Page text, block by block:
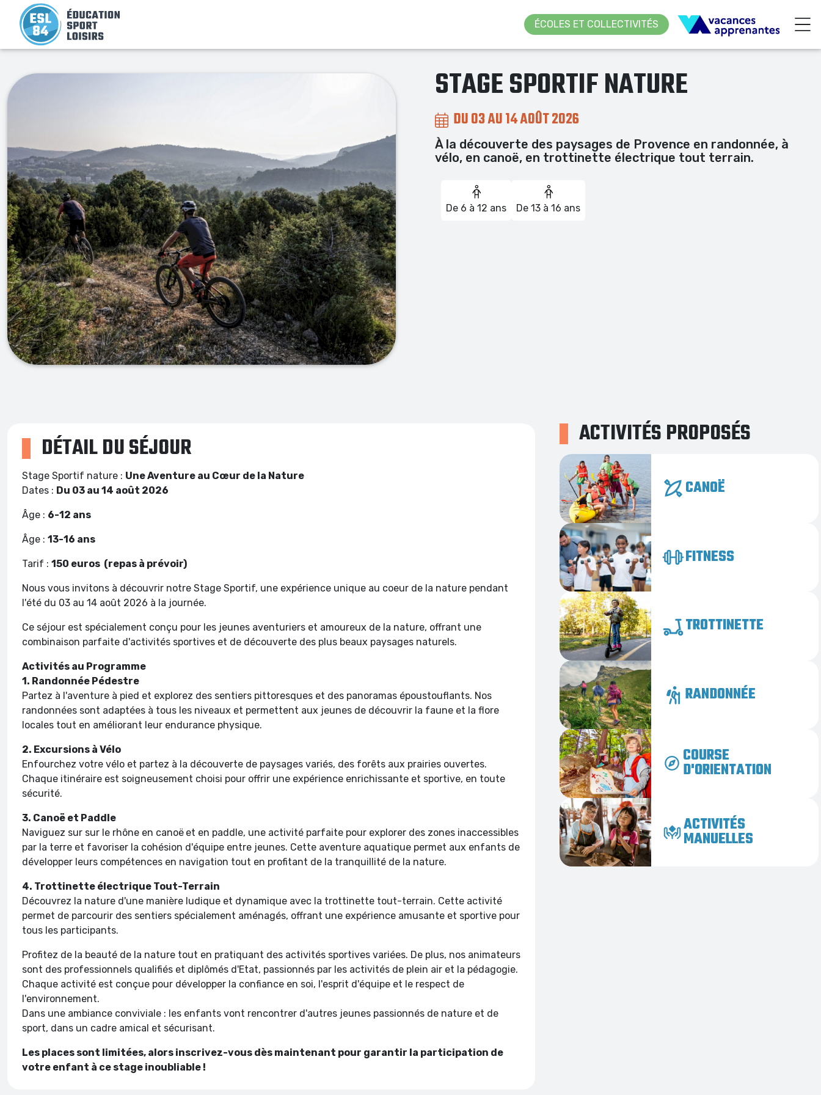
ÉCOLES ET COLLECTIVITÉS
STAGE SPORTIF NATURE
DU 03 AU 14 AOÛT 2026
À la découverte des paysages de Provence en randonnée, à
vélo, en canoë, en trottinette électrique tout terrain.
De 6 à 12 ans De 13 à 16 ans
DÉTAIL DU SÉJOUR
Stage Sportif nature : Une Aventure au Cœur de la Nature
Dates : Du 03 au 14 août 2026
Âge : 6-12 ans
Âge : 13-16 ans
Tarif : 150 euros (repas à prévoir)
Nous vous invitons à découvrir notre Stage Sportif, une expérience unique au coeur de la nature pendant
l'été du 03 au 14 août 2026 à la journée.
Ce séjour est spécialement conçu pour les jeunes aventuriers et amoureux de la nature, offrant une
combinaison parfaite d'activités sportives et de découverte des plus beaux paysages naturels.
Activités au Programme
1. Randonnée Pédestre
Partez à l'aventure à pied et explorez des sentiers pittoresques et des panoramas époustouflants. Nos
randonnées sont adaptées à tous les niveaux et permettent aux jeunes de découvrir la faune et la flore
locales tout en améliorant leur endurance physique.
2. Excursions à Vélo
Enfourchez votre vélo et partez à la découverte de paysages variés, des forêts aux prairies ouvertes.
Chaque itinéraire est soigneusement choisi pour offrir une expérience enrichissante et sportive, en toute
sécurité.
3. Canoë et Paddle
Naviguez sur sur le rhône en canoë et en paddle, une activité parfaite pour explorer des zones inaccessibles
par la terre et favoriser la cohésion d'équipe entre jeunes. Cette aventure aquatique permet aux enfants de
développer leurs compétences en navigation tout en profitant de la tranquillité de la nature.
4. Trottinette électrique Tout-Terrain
Découvrez la nature d'une manière ludique et dynamique avec la trottinette tout-terrain. Cette activité
permet de parcourir des sentiers spécialement aménagés, offrant une expérience amusante et sportive pour
tous les participants.
Profitez de la beauté de la nature tout en pratiquant des activités sportives variées. De plus, nos animateurs
sont des professionnels qualifiés et diplômés d'Etat, passionnés par les activités de plein air et la pédagogie.
Chaque activité est conçue pour développer la confiance en soi, l'esprit d'équipe et le respect de
l'environnement.
Dans une ambiance conviviale : les enfants vont rencontrer d'autres jeunes passionnés de nature et de
sport, dans un cadre amical et sécurisant.
Les places sont limitées, alors inscrivez-vous dès maintenant pour garantir la participation de
votre enfant à ce stage inoubliable !
ACTIVITÉS PROPOSÉS
CANOË
FITNESS
TROTTINETTE
RANDONNÉE
COURSE
D'ORIENTATION
ACTIVITÉS
MANUELLES